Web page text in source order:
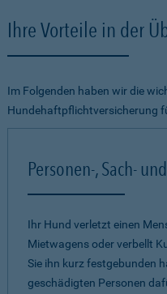
Ihre Vorteile in der
Im Folgenden haben wir die
Hundehaftpflichtversicherung
Personen-, Sach-
Ihr Hund verletzt einen
Mietwagens oder verbellt
Sie ihn kurz festgebunden
geschädigten Personen